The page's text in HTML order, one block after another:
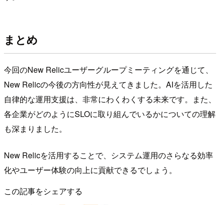
まとめ
今回のNew Relicユーザーグループミーティングを通じて、
New Relicの今後の方向性が見えてきました。AIを活用した
自律的な運用支援は、非常にわくわくする未来です。また、
各企業がどのようにSLOに取り組んでいるかについての理解
も深まりました。
New Relicを活用することで、システム運用のさらなる効率
化やユーザー体験の向上に貢献できるでしょう。
この記事をシェアする